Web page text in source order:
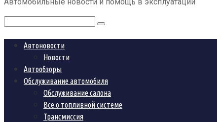
Поиск:
Автоновости
Новости
Автообзоры
Обслуживание автомобиля
Обслуживание салона
Все о топливной системе
Трансмиссия